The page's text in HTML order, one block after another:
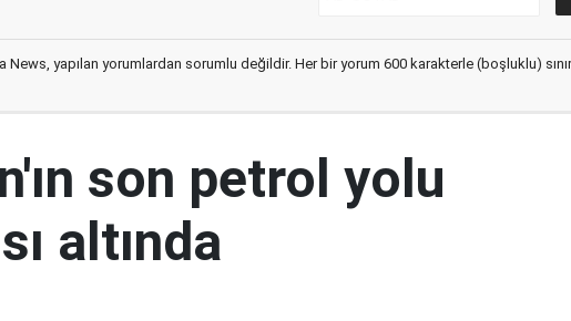
yapılan yorumlardan sorumlu değildir. Her bir yorum 600 karakterle (boşluklu)
son petrol yolu
altında